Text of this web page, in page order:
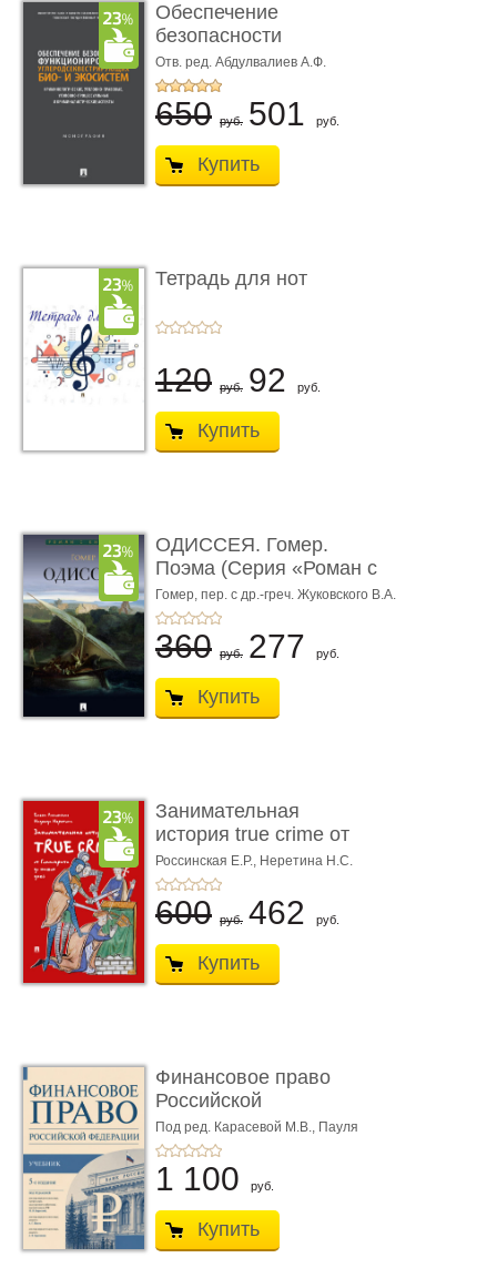
Обеспечение
безопасности
функционирования уг
...
Отв. ред. Абдулвалиев А.Ф.
650 руб. 501 руб.
Купить
Тетрадь для нот
120 руб. 92 руб.
Купить
ОДИССЕЯ. Гомер.
Поэма (Серия «Роман с
книгой»)
Гомер, пер. с др.-греч. Жуковского В.А.
360 руб. 277 руб.
Купить
Занимательная
история true crime от
Гиппократа до � ...
Россинская Е.Р., Неретина Н.С.
600 руб. 462 руб.
Купить
Финансовое право
Российской
Федерации. 5-е изд�
...
Под ред. Карасевой М.В., Пауля
А.Г., Красюкова А.В.
1 100 руб.
Купить